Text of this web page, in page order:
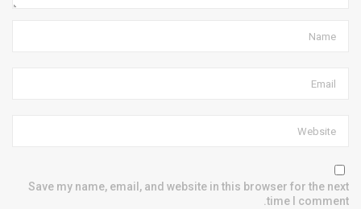
Save my name, email, and website in this browser for the next
time I comment.